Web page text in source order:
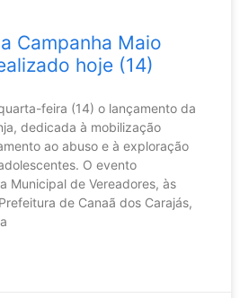
Campanha Maio
hoje (14)
feira (14) o lançamento da
dedicada à mobilização
ao abuso e à exploração
O evento
Municipal de Vereadores, às
de Canaã dos Carajás,